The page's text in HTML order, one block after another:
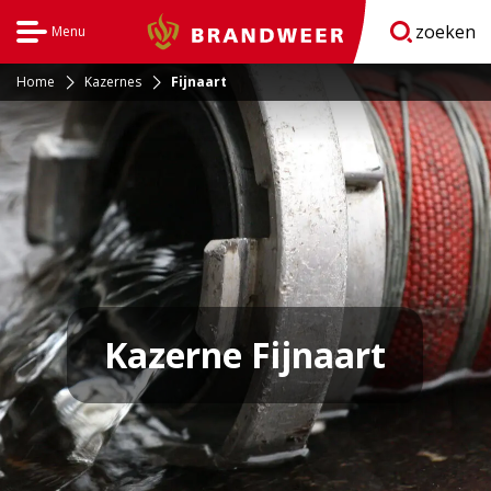
Menu Brandweer zoeken
Home Kazernes Fijnaart
Kazerne Fijnaart